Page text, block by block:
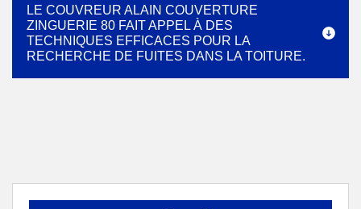
LE COUVREUR ALAIN COUVERTURE
ZINGUERIE 80 FAIT APPEL À DES
TECHNIQUES EFFICACES POUR LA
RECHERCHE DE FUITES DANS LA TOITURE.